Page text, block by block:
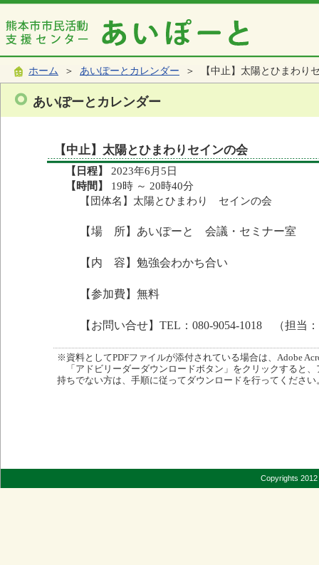
ホーム ＞ あいぽーとカレンダー ＞ 【中止】太陽とひまわり
あいぽーとカレンダー
【中止】太陽とひまわりセインの会
【日程】
2023年6月5日
【時間】
19時 ～ 20時40分
【団体名】太陽とひまわり セインの会
【場 所】あいぽーと 会議・セミナー室
【内 容】勉強会わかち合い
【参加費】無料
【お問い合せ】TEL：080-9054-1018 （担当
※資料としてPDFファイルが添付されている場合は、Adobe
「アドビリーダーダウンロードボタン」をクリックすると
持ちでない方は、手順に従ってダウンロードを行ってください
Copyrights